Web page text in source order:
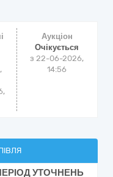
Аукціон
Очікується
з22-06-2026,
14:56
УТОЧНЕНЬ